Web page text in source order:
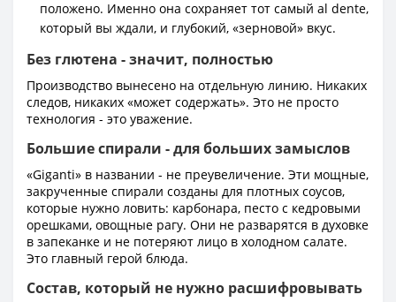
положено. Именно она сохраняет тот самый al dente,
который вы ждали, и глубокий, «зерновой» вкус.
Без глютена - значит, полностью
Производство вынесено на отдельную линию. Никаких
следов, никаких «может содержать». Это не просто
технология - это уважение.
Большие спирали - для больших замыслов
«Giganti» в названии - не преувеличение. Эти мощные,
закрученные спирали созданы для плотных соусов,
которые нужно ловить: карбонара, песто с кедровыми
орешками, овощные рагу. Они не разварятся в духовке
в запеканке и не потеряют лицо в холодном салате.
Это главный герой блюда.
Состав, который не нужно расшифровывать